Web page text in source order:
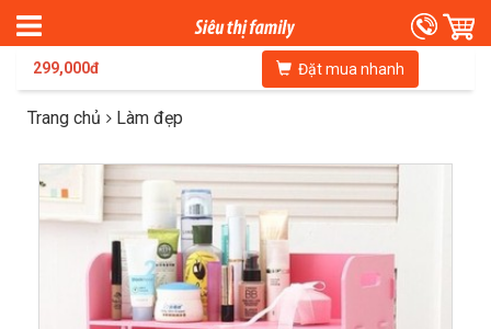
299,000đ Đặt mua nhanh
Trang chủ Làm đẹp